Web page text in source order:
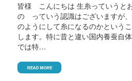
皆様 こんにちは 生糸っていうと
の っていう認識はございますが
のようにして糸になるのかという
します。特に昔と違い国内養蚕自
では特…
READ MORE